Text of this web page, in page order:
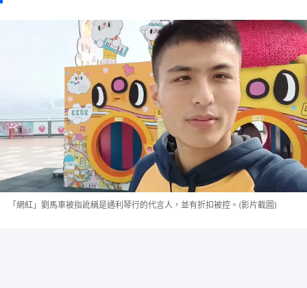
「網紅」劉馬車被指訛稱是通利琴行的代言人，並有折扣被控。(影片截圖)